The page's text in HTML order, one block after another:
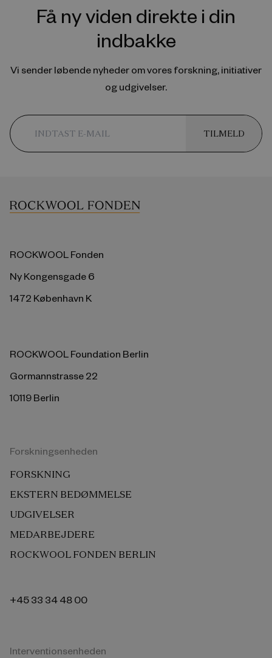
Få ny viden direkte i din
indbakke
Vi sender løbende nyheder om vores forskning, initiativer
og udgivelser.
TILMELD
ROCKWOOL Fonden
Ny Kongensgade 6
1472 København K
ROCKWOOL Foundation Berlin
Gormannstrasse 22
10119 Berlin
Forskningsenheden
FORSKNING
EKSTERN BEDØMMELSE
UDGIVELSER
MEDARBEJDERE
ROCKWOOL FONDEN BERLIN
+45 33 34 48 00
Interventionsenheden